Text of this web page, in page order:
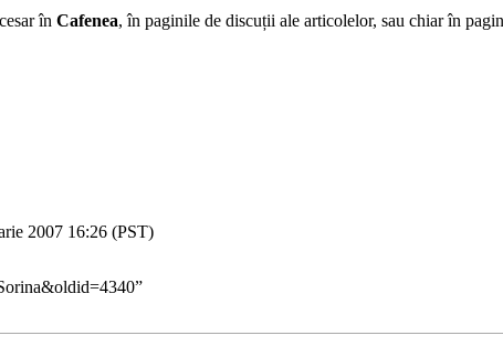
în Cafenea, în paginile de discuții ale articolelor, sau chiar în
2007 16:26 (PST)
”